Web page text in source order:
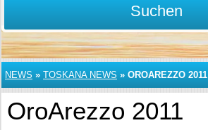
Suchen
NEWS » TOSKANA NEWS » OROAREZZO 2011
OroArezzo 2011